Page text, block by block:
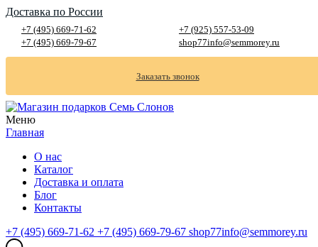
Доставка по России
+7 (495) 669-71-62
+7 (495) 669-79-67
+7 (925) 557-53-09
shop77info@semmorey.ru
Заказать звонок
Меню
Главная
О нас
Каталог
Доставка и оплата
Блог
Контакты
+7 (495) 669-71-62 +7 (495) 669-79-67 shop77info@semmorey.ru